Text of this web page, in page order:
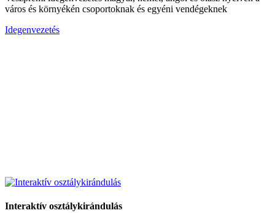
város és környékén csoportoknak és egyéni vendégeknek
Idegenvezetés
Interaktív osztálykirándulás